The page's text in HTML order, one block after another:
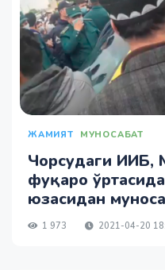
ЖАМИЯТ МУНОСАБАТ
Чорсудаги ИИБ,
фуқаро
юзасидан
1 973 2021-04-20